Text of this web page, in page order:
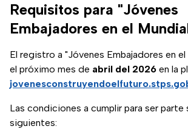
Requisitos para "Jóvenes
Embajadores en el
El registro a "Jóvenes Embajadores en el
el próximo mes de abril del 2026 en la
Las condiciones a cumplir para ser parte
siguientes: